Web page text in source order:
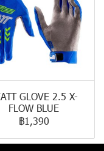
GLOVE 2.5 X-
FLOW BLUE
฿1,390